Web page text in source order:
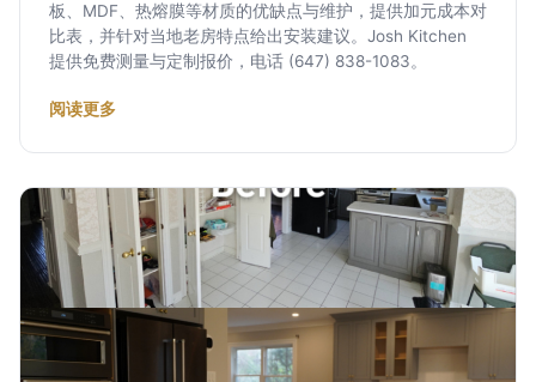
板、MDF、热熔膜等材质的优缺点与维护，提供加元成本对
比表，并针对当地老房特点给出安装建议。Josh Kitchen
提供免费测量与定制报价，电话 (647) 838-1083。
阅读更多